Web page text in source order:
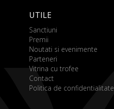
UTILE
Sanctiuni
Premii
Noutati si evenimente
Parteneri
Vitrina cu trofee
Contact
Politica de confidentialitate